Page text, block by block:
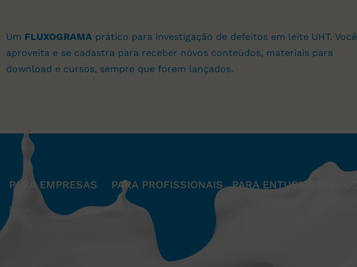
Um FLUXOGRAMA prático para investigação de defeitos em leite UHT. Você
aproveita e se cadastra para receber novos conteúdos, materiais para
download e cursos, sempre que forem lançados.
PARA EMPRESAS
Breve
PARA PROFISSIONAIS PARA ENTUSIASTAS